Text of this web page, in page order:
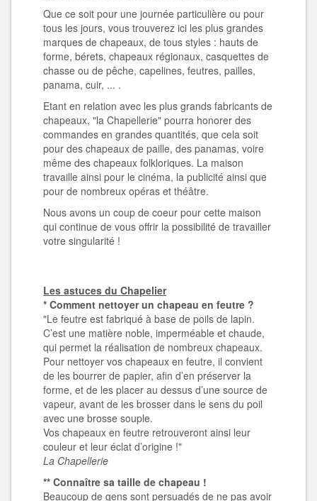
Que ce soit pour une journée particulière ou pour
tous les jours, vous trouverez ici les plus grandes
marques de chapeaux, de tous styles : hauts de
forme, bérets, chapeaux régionaux, casquettes de
chasse ou de pêche, capelines, feutres, pailles,
panama, cuir, ... .
Etant en relation avec les plus grands fabricants de
chapeaux, "la Chapellerie" pourra honorer des
commandes en grandes quantités, que cela soit
pour des chapeaux de paille, des panamas, voire
même des chapeaux folkloriques. La maison
travaille ainsi pour le cinéma, la publicité ainsi que
pour de nombreux opéras et théâtre.
Nous avons un coup de coeur pour cette maison
qui continue de vous offrir la possibilité de travailler
votre singularité !
Les astuces du Chapelier
* Comment nettoyer un chapeau en feutre ?
"Le feutre est fabriqué à base de poils de lapin.
C’est une matière noble, imperméable et chaude,
qui permet la réalisation de nombreux chapeaux.
Pour nettoyer vos chapeaux en feutre, il convient
de les bourrer de papier, afin d’en préserver la
forme, et de les placer au dessus d’une source de
vapeur, avant de les brosser dans le sens du poil
avec une brosse souple.
Vos chapeaux en feutre retrouveront ainsi leur
couleur et leur éclat d’origine !"
La Chapellerie
** Connaître sa taille de chapeau !
Beaucoup de gens sont persuadés de ne pas avoir